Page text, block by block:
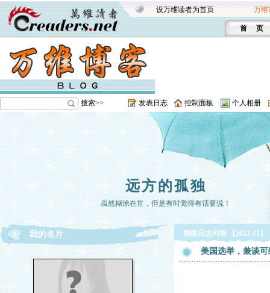
设万维读者为首页 万维
首 页
搜索>> 发表日志 控制面板 个人相册
远方的孤独
虽然糊涂在世，但是有时觉得有话要说！
我的名片 网络日志列表 【2022-11】
美国选举，兼谈